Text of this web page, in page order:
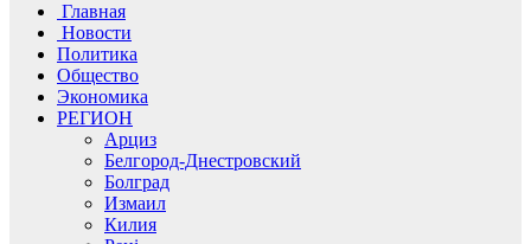
Главная
Новости
Политика
Общество
Экономика
РЕГИОН
Арциз
Белгород-Днестровский
Болград
Измаил
Килия